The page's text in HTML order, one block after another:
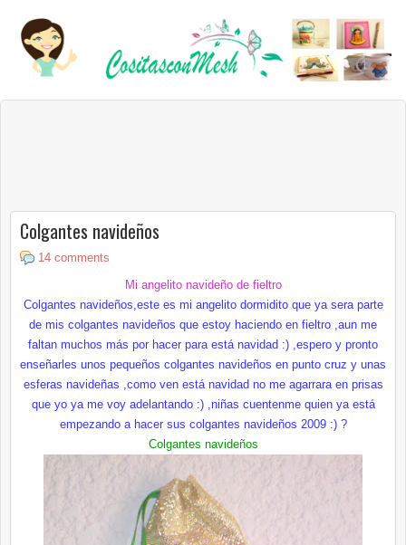
Colgantes navideños
14 comments
Mi angelito navideño de fieltro
Colgantes navideños,este es mi angelito dormiditoque ya sera parte
de mis colgantes navideños que estoy haciendo en fieltro ,aun me
faltan muchos más por hacer para está navidad :) ,espero y pronto
enseñarles unos pequeños colgantes navideños en punto cruz y unas
esferas navideñas ,como ven está navidad no me agarrara en prisas
que yo ya me voy adelantando :) ,niñas cuentenmequien ya está
empezando a hacer sus colgantes navideños 2009 :) ?
Colgantes navideños